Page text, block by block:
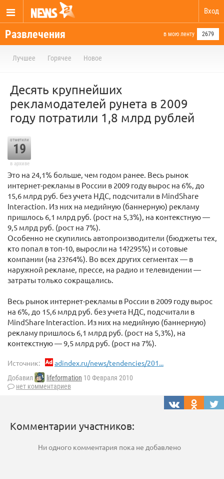
Вход
Развлечения в мою ленту 2679
Лучшее Горячее Новое
Десять крупнейших
рекламодателей рунета в 2009
году потратили 1,8 млрд рублей
отметили
19
в архиве
Это на 24,1% больше, чем годом ранее. Весь рынок
интернет-рекламы в России в 2009 году вырос на 6%, до
15,6 млрд руб. без учета НДС, подсчитали в MindShare
Interaction. Из них на медийную (баннерную) рекламу
пришлось 6,1 млрд руб. (рост на 5,3%), на контекстную —
9,5 млрд руб. (рост на 7%).
Особенно не скупились автопроизводители (бюджеты тех,
кто попал в топ-10, выросли на 14?295%) и сотовые
компании (на 23?64%). Во всех других сегментах — в
наружной рекламе, прессе, на радио и телевидении —
затраты только сокращались.
Весь рынок интернет-рекламы в России в 2009 году вырос
на 6%, до 15,6 млрд руб. без учета НДС, подсчитали в
MindShare Interaction. Из них на медийную (баннерную)
рекламу пришлось 6,1 млрд руб. (рост на 5,3%), на
контекстную — 9,5 млрд руб. (рост на 7%).
Источник: adindex.ru/news/tendencies/201...
Добавил lifeformation 10 Февраля 2010
нет комментариев
Комментарии участников:
Ни одного комментария пока не добавлено